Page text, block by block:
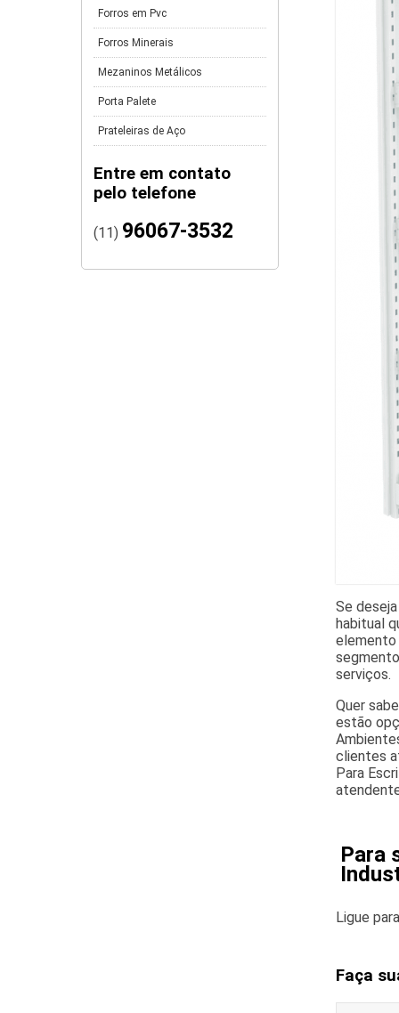
Forros em Pvc
Forros Minerais
Mezaninos Metálicos
Porta Palete
Prateleiras de Aço
Entre em contato
pelo telefone
(11) 96067-3532
Se
habitual
elemento
serviços.
Quer
estão
clientes
Para
Para
Ligue
Faça